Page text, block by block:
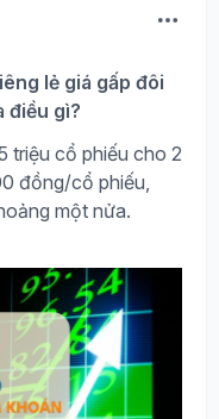
lẻ giá gấp đôi
điều gì?
triệu cổ phiếu cho 2
đồng/cổ phiếu,
một nửa.